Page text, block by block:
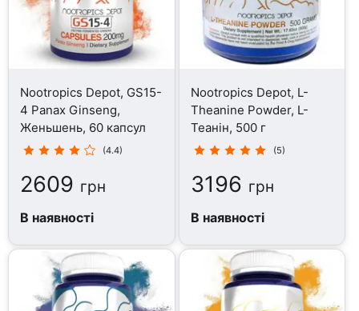
Nootropics Depot, GS15-
4 Panax Ginseng,
Женьшень, 60 капсул
(4.4)
2609 грн
В наявності
Nootropics Depot, L-
Theanine Powder, L-
Теанін, 500 г
(5)
3196 грн
В наявності